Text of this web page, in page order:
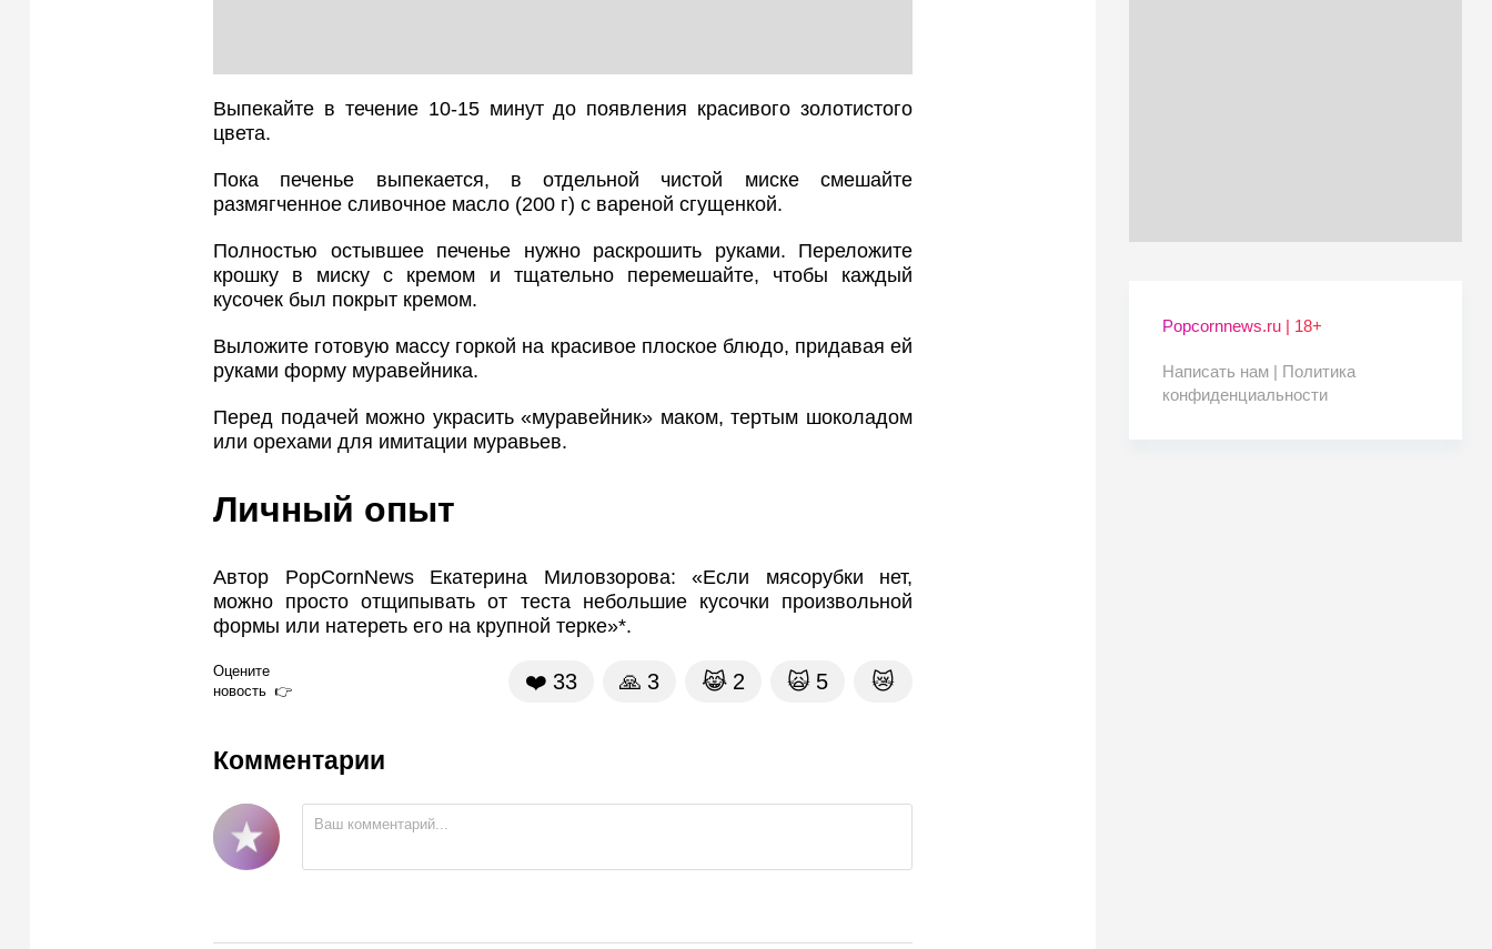
Выпекайте в течение 10-15 минут до появления красивого золотистого
цвета.
Пока печенье выпекается, в отдельной чистой миске смешайте
размягченное сливочное масло (200 г) с вареной сгущенкой.
Полностью остывшее печенье нужно раскрошить руками. Переложите
крошку в миску с кремом и тщательно перемешайте, чтобы каждый
кусочек был покрыт кремом.
Выложите готовую массу горкой на красивое плоское блюдо, придавая ей
руками форму муравейника.
Перед подачей можно украсить «муравейник» маком, тертым шоколадом
или орехами для имитации муравьев.
Личный опыт
Автор PopCornNews Екатерина Миловзорова: «Если мясорубки нет,
можно просто отщипывать от теста небольшие кусочки произвольной
формы или натереть его на крупной терке»*.
Оцените
новость
❤️ 33 🙏 3 😹 2 🙀 5 😿
Комментарии
Popcornnews.ru | 18+
Написать нам | Политика
конфиденциальности